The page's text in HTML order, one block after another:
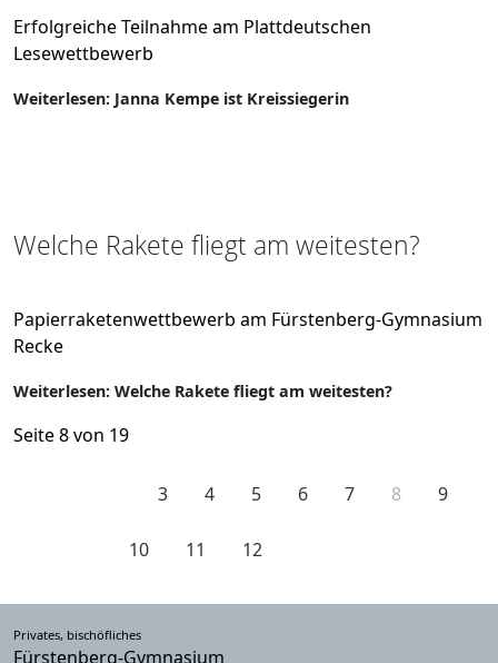
Erfolgreiche Teilnahme am Plattdeutschen
Lesewettbewerb
Weiterlesen: Janna Kempe ist Kreissiegerin
Welche Rakete fliegt am weitesten?
Papierraketenwettbewerb am Fürstenberg-Gymnasium
Recke
Weiterlesen: Welche Rakete fliegt am weitesten?
Seite 8 von 19
3 4 5 6 7 8 9
10 11 12
Privates, bischöfliches
Fürstenberg-Gymnasium